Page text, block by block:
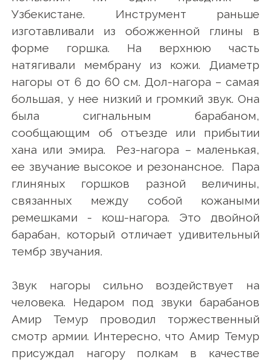
Узбекистане. Инструмент раньше
изготавливали из обожженной глины в
форме горшка. На верхнюю часть
натягивали мембрану из кожи. Диаметр
нагоры от 6 до 60 см. Дол-нагора – самая
большая, у нее низкий и громкий звук. Она
была сигнальным барабаном,
сообщающим об отъезде или прибытии
хана или эмира. Рез-нагора – маленькая,
ее звучание высокое и резонансное. Пара
глиняных горшков разной величины,
связанных между собой кожаными
ремешками - кош-нагора. Это двойной
барабан, который отличает удивительный
тембр звучания.
Звук нагоры сильно воздействует на
человека. Недаром под звуки барабанов
Амир Темур проводил торжественный
смотр армии. Интересно, что Амир Темур
присуждал нагору полкам в качестве